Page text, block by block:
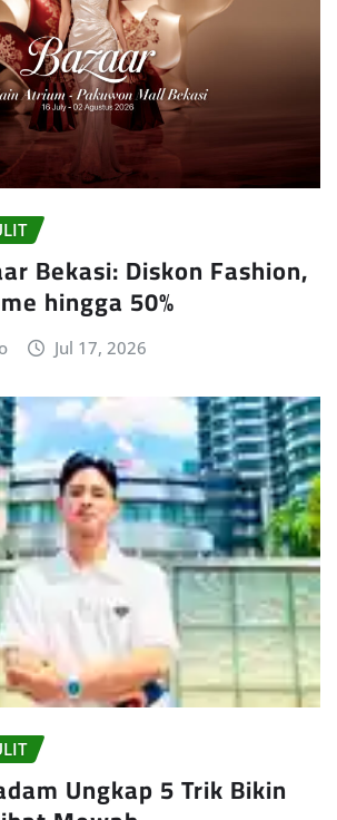
Bekasi: Diskon Fashion,
hingga 50%
Jul 17, 2026
Ungkap 5 Trik Bikin